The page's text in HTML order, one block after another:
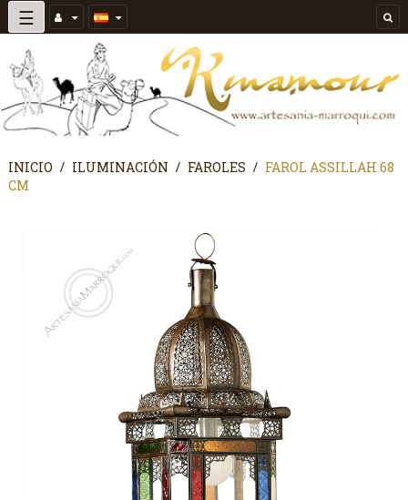
Navegación
de
palanca
☰
INICIO ILUMINACIÓN FAROLES
FAROL ASSILLAH 68
CM